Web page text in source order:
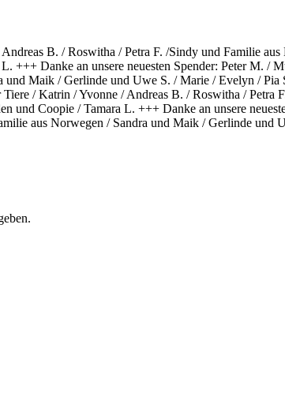
B. / Roswitha / Petra F. /Sindy und Familie aus
Danke an unsere neuesten Spender: Peter M. /
Maik / Gerlinde und Uwe S. / Marie / Evelyn / Pia
/ Katrin / Yvonne / Andreas B. / Roswitha / Petra
Coopie / Tamara L. +++ Danke an unsere
aus Norwegen / Sandra und Maik / Gerlinde und